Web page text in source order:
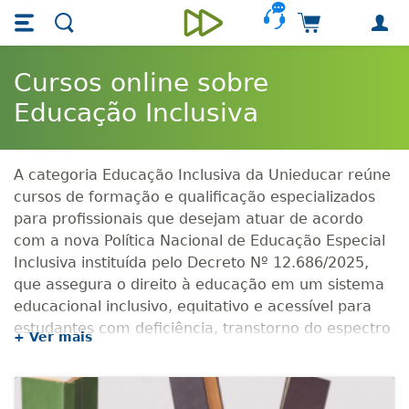
Skip main navigation
Skip to main content
Unieducar
Carrinho de
Cursos online sobre
Educação Inclusiva
A categoria Educação Inclusiva da Unieducar reúne
cursos de formação e qualificação especializados
para profissionais que desejam atuar de acordo
com a nova Política Nacional de Educação Especial
Inclusiva instituída pelo Decreto Nº 12.686/2025,
que assegura o direito à educação em um sistema
educacional inclusivo, equitativo e acessível para
estudantes com deficiência, transtorno do espectro
assistivas, Atendimento Educacional Especializado
+ Ver mais